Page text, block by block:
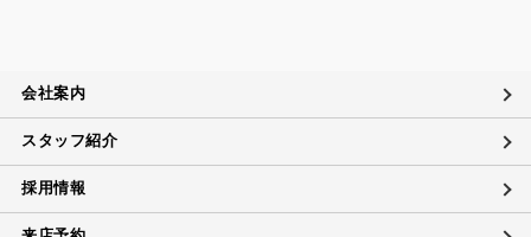
会社案内
スタッフ紹介
採用情報